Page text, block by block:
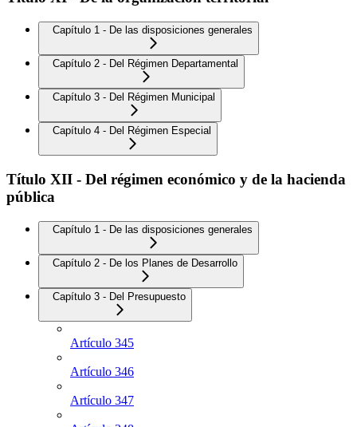
Capítulo 1 - De las disposiciones generales
Capítulo 2 - Del Régimen Departamental
Capítulo 3 - Del Régimen Municipal
Capítulo 4 - Del Régimen Especial
Título XII - Del régimen económico y de la hacienda
pública
Capítulo 1 - De las disposiciones generales
Capítulo 2 - De los Planes de Desarrollo
Capítulo 3 - Del Presupuesto
Artículo 345
Artículo 346
Artículo 347